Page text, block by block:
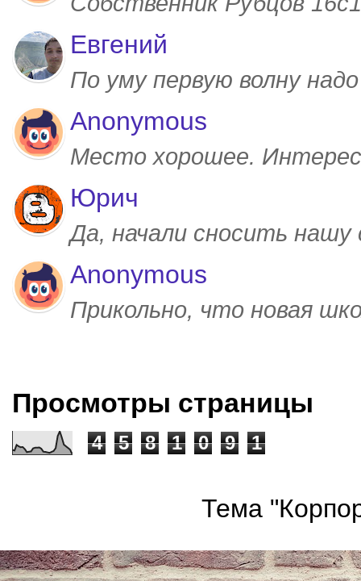
Евгений
По уму первую волну
Anonymous
Место хорошее.
Юрич
Да, начали сносить
Anonymous
Прикольно, что новая
Просмотры страницы
4 5 8 1 0 9 1
Тема